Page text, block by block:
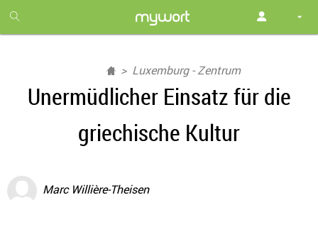
month
free
Luxemburg - Zentrum
Unermüdlicher Einsatz für die
griechische Kultur
Marc Willière-Theisen